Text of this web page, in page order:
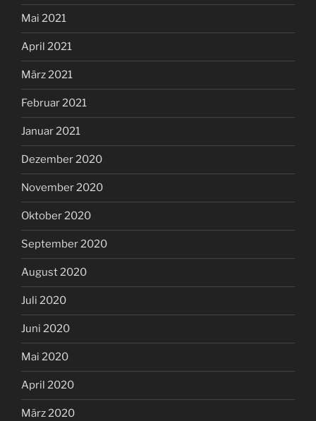
Mai 2021
April 2021
März 2021
Februar 2021
Januar 2021
Dezember 2020
November 2020
Oktober 2020
September 2020
August 2020
Juli 2020
Juni 2020
Mai 2020
April 2020
März 2020